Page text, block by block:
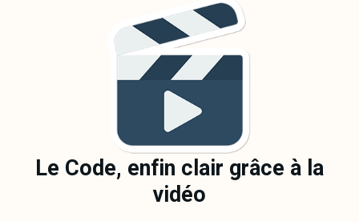
Le Code, enfin clair grâce à la
vidéo